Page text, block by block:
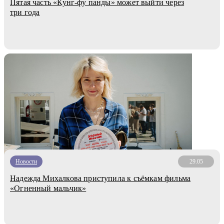
Пятая часть «Кунг-фу панды» может выйти через
три года
Новости 29.05
Надежда Михалкова приступила к съёмкам фильма
«Огненный мальчик»